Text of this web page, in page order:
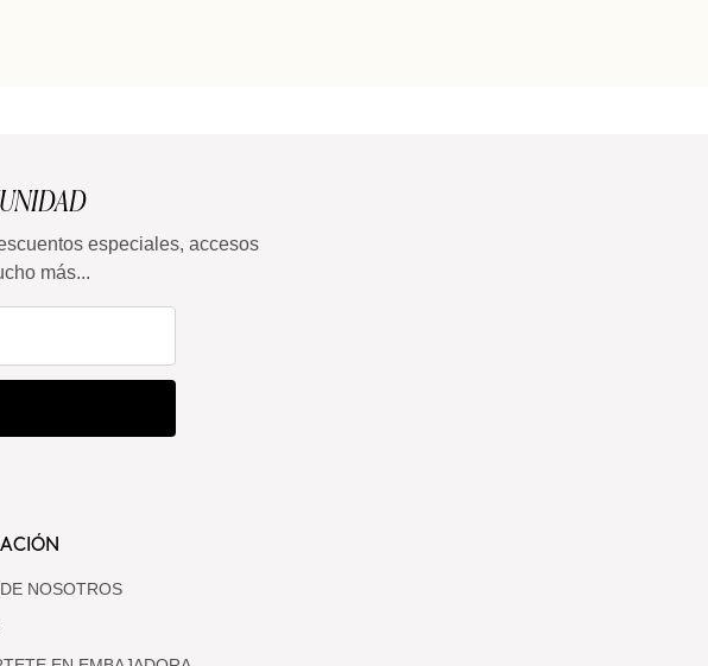
especiales, accesos
más...
NOSOTROS